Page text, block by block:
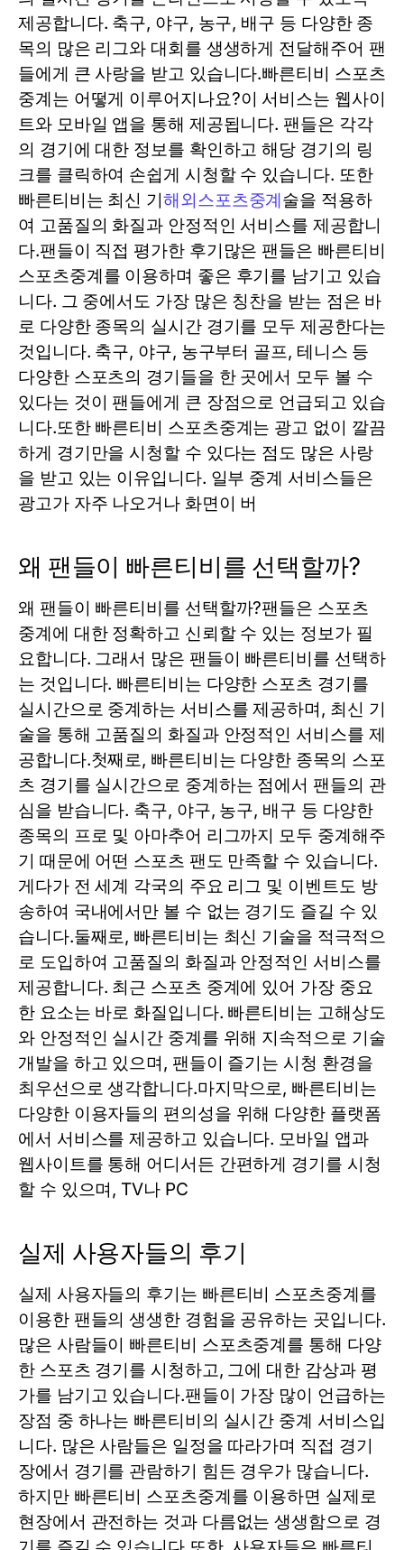
제공합니다. 축구, 야구, 농구, 배구 등 다양한 종
목의 많은 리그와 대회를 생생하게 전달해주어 팬
들에게 큰 사랑을 받고 있습니다.빠른티비 스포츠
중계는 어떻게 이루어지나요?이 서비스는 웹사이
트와 모바일 앱을 통해 제공됩니다. 팬들은 각각
의 경기에 대한 정보를 확인하고 해당 경기의 링
크를 클릭하여 손쉽게 시청할 수 있습니다. 또한
빠른티비는 최신 기해외스포츠중계술을 적용하
여 고품질의 화질과 안정적인 서비스를 제공합니
다.팬들이 직접 평가한 후기많은 팬들은 빠른티비
스포츠중계를 이용하며 좋은 후기를 남기고 있습
니다. 그 중에서도 가장 많은 칭찬을 받는 점은 바
로 다양한 종목의 실시간 경기를 모두 제공한다는
것입니다. 축구, 야구, 농구부터 골프, 테니스 등
다양한 스포츠의 경기들을 한 곳에서 모두 볼 수
있다는 것이 팬들에게 큰 장점으로 언급되고 있습
니다.또한 빠른티비 스포츠중계는 광고 없이 깔끔
하게 경기만을 시청할 수 있다는 점도 많은 사랑
을 받고 있는 이유입니다. 일부 중계 서비스들은
광고가 자주 나오거나 화면이 버
왜 팬들이 빠른티비를 선택할까?
왜 팬들이 빠른티비를 선택할까?팬들은 스포츠
중계에 대한 정확하고 신뢰할 수 있는 정보가 필
요합니다. 그래서 많은 팬들이 빠른티비를 선택하
는 것입니다. 빠른티비는 다양한 스포츠 경기를
실시간으로 중계하는 서비스를 제공하며, 최신 기
술을 통해 고품질의 화질과 안정적인 서비스를 제
공합니다.첫째로, 빠른티비는 다양한 종목의 스포
츠 경기를 실시간으로 중계하는 점에서 팬들의 관
심을 받습니다. 축구, 야구, 농구, 배구 등 다양한
종목의 프로 및 아마추어 리그까지 모두 중계해주
기 때문에 어떤 스포츠 팬도 만족할 수 있습니다.
게다가 전 세계 각국의 주요 리그 및 이벤트도 방
송하여 국내에서만 볼 수 없는 경기도 즐길 수 있
습니다.둘째로, 빠른티비는 최신 기술을 적극적으
로 도입하여 고품질의 화질과 안정적인 서비스를
제공합니다. 최근 스포츠 중계에 있어 가장 중요
한 요소는 바로 화질입니다. 빠른티비는 고해상도
와 안정적인 실시간 중계를 위해 지속적으로 기술
개발을 하고 있으며, 팬들이 즐기는 시청 환경을
최우선으로 생각합니다.마지막으로, 빠른티비는
다양한 이용자들의 편의성을 위해 다양한 플랫폼
에서 서비스를 제공하고 있습니다. 모바일 앱과
웹사이트를 통해 어디서든 간편하게 경기를 시청
할 수 있으며, TV나 PC
실제 사용자들의 후기
실제 사용자들의 후기는 빠른티비 스포츠중계를
이용한 팬들의 생생한 경험을 공유하는 곳입니다.
많은 사람들이 빠른티비 스포츠중계를 통해 다양
한 스포츠 경기를 시청하고, 그에 대한 감상과 평
가를 남기고 있습니다.팬들이 가장 많이 언급하는
장점 중 하나는 빠른티비의 실시간 중계 서비스입
니다. 많은 사람들은 일정을 따라가며 직접 경기
장에서 경기를 관람하기 힘든 경우가 많습니다.
하지만 빠른티비 스포츠중계를 이용하면 실제로
현장에서 관전하는 것과 다름없는 생생함으로 경